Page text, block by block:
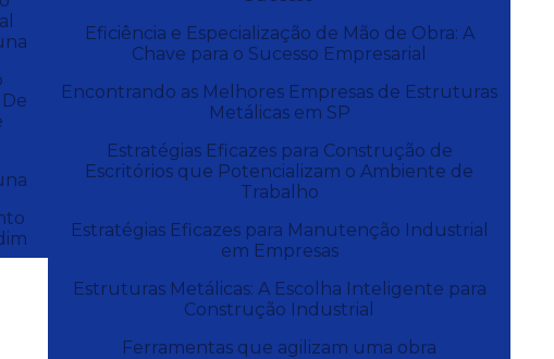
Eficiência e Especialização de Mão de Obra: A
Chave para o Sucesso Empresarial
Encontrando as Melhores Empresas de Estruturas
Metálicas em SP
Estratégias Eficazes para Construção de
Escritórios que Potencializam o Ambiente de
Trabalho
Estratégias Eficazes para Manutenção Industrial
em Empresas
Estruturas Metálicas: A Escolha Inteligente para
Construção Industrial
Ferramentas que agilizam uma obra